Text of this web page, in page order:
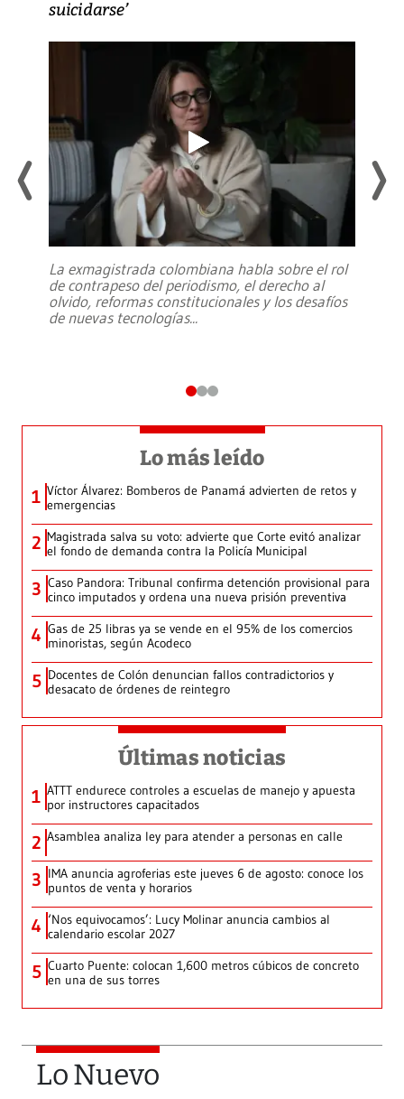
suicidarse’
La exmagistrada colombiana habla sobre el rol
de contrapeso del periodismo, el derecho al
olvido, reformas constitucionales y los desafíos
de nuevas tecnologías...
Lo más leído
1 Víctor Álvarez: Bomberos de Panamá advierten de retos y
emergencias
2 Magistrada salva su voto: advierte que Corte evitó analizar
el fondo de demanda contra la Policía Municipal
3 Caso Pandora: Tribunal confirma detención provisional para
cinco imputados y ordena una nueva prisión preventiva
4 Gas de 25 libras ya se vende en el 95% de los comercios
minoristas, según Acodeco
5 Docentes de Colón denuncian fallos contradictorios y
desacato de órdenes de reintegro
Últimas noticias
1 ATTT endurece controles a escuelas de manejo y apuesta
por instructores capacitados
2 Asamblea analiza ley para atender a personas en calle
3 IMA anuncia agroferias este jueves 6 de agosto: conoce los
puntos de venta y horarios
4 ‘Nos equivocamos’: Lucy Molinar anuncia cambios al
calendario escolar 2027
5 Cuarto Puente: colocan 1,600 metros cúbicos de concreto
en una de sus torres
Lo Nuevo